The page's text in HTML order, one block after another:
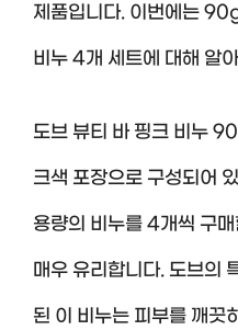
제품입니다. 이번에는
비누 4개 세트에 대해 알
도브 뷰티 바 핑크 비누
크색 포장으로 구성되어
용량의 비누를 4개씩 구
매우 유리합니다. 도브의
된 이 비누는 피부를 깨끗